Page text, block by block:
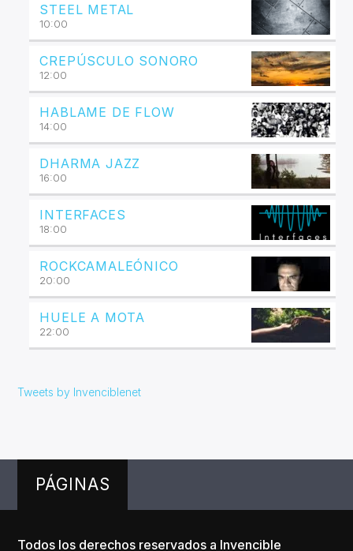
STEEL METAL
10:00
CREPÚSCULO SONORO
12:00
HABLAME DE FLOW
14:00
DHARMA JAZZ
16:00
INTERFACES
18:00
ROCKCAMALEÓNICO
20:00
HUELE A MOTA
22:00
Tweets by Invenciblenet
PÁGINAS
Todos los derechos reservados a Invencible